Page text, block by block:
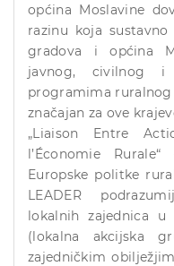
općina Moslavine
razinu koja
gradova i općina
javnog, civilnog i
programima ruralnog
značajan za ove
„Liaison Entre
l’Économie
Europske politke
LEADER
lokalnih zajednica
(lokalna akcijska
zajedničkim